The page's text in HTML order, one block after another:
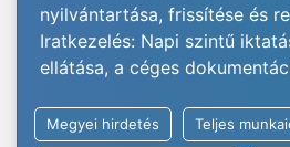
nyilvántartása, frissítése és
Iratkezelés: Napi szintű
ellátása, a céges
Megyei hirdetés Teljes